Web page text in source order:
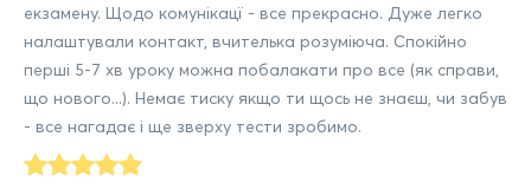
екзамену. Щодо комунікацї - все прекрасно. Дуже легко
налаштували контакт, вчителька розуміюча. Спокійно
перші 5-7 хв уроку можна побалакати про все (як справи,
що нового...). Немає тиску якщо ти щось не знаєш, чи забув
- все нагадає і ще зверху тести зробимо.